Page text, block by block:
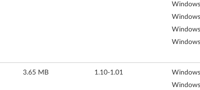
3.65 MB 1.10-1.01